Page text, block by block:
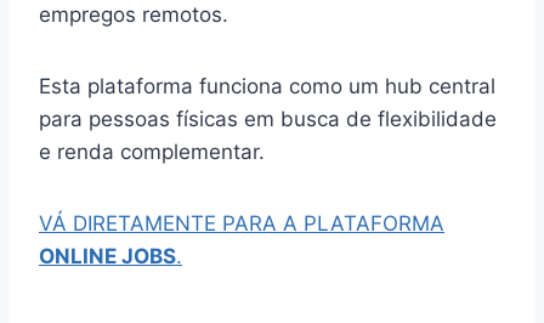
empregos remotos.
Esta plataforma funciona como um hub central
para pessoas físicas em busca de flexibilidade
e renda complementar.
VÁ DIRETAMENTE PARA A PLATAFORMA
ONLINE JOBS.